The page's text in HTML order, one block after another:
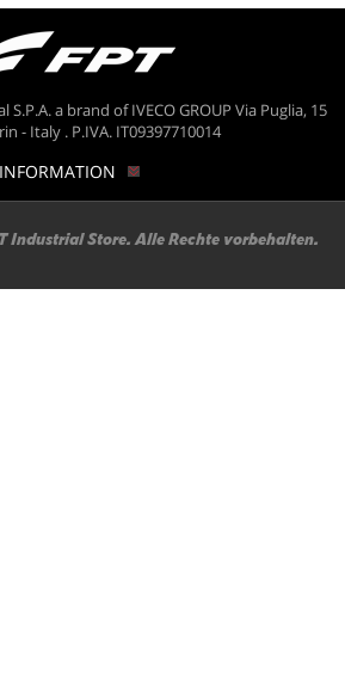
S.P.A. a brand of IVECO GROUP Via Puglia, 15
- Italy . P.IVA. IT09397710014
INFORMATION
Industrial Store. Alle Rechte vorbehalten.